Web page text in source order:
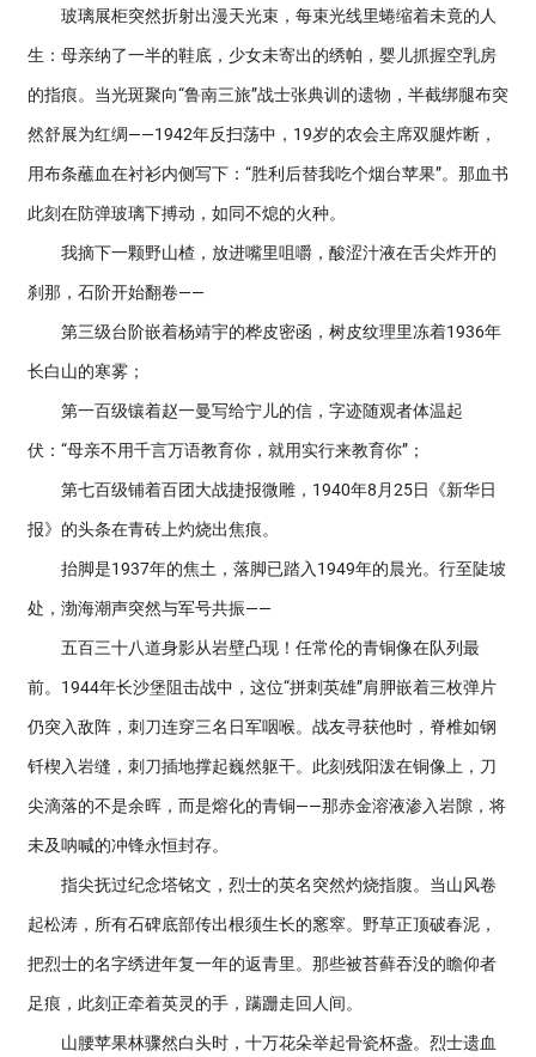
玻璃展柜突然折射出漫天光束，每束光线里蜷缩着未竟的人
生：母亲纳了一半的鞋底，少女未寄出的绣帕，婴儿抓握空乳房
的指痕。当光斑聚向“鲁南三旅”战士张典训的遗物，半截绑腿布突
然舒展为红绸——1942年反扫荡中，19岁的农会主席双腿炸断，
用布条蘸血在衬衫内侧写下：“胜利后替我吃个烟台苹果”。那血书
此刻在防弹玻璃下搏动，如同不熄的火种。
我摘下一颗野山楂，放进嘴里咀嚼，酸涩汁液在舌尖炸开的
刹那，石阶开始翻卷——
第三级台阶嵌着杨靖宇的桦皮密函，树皮纹理里冻着1936年
长白山的寒雾；
第一百级镶着赵一曼写给宁儿的信，字迹随观者体温起
伏：“母亲不用千言万语教育你，就用实行来教育你”；
第七百级铺着百团大战捷报微雕，1940年8月25日《新华日
报》的头条在青砖上灼烧出焦痕。
抬脚是1937年的焦土，落脚已踏入1949年的晨光。行至陡坡
处，渤海潮声突然与军号共振——
五百三十八道身影从岩壁凸现！任常伦的青铜像在队列最
前。1944年长沙堡阻击战中，这位“拼刺英雄”肩胛嵌着三枚弹片
仍突入敌阵，刺刀连穿三名日军咽喉。战友寻获他时，脊椎如钢
钎楔入岩缝，刺刀插地撑起巍然躯干。此刻残阳泼在铜像上，刀
尖滴落的不是余晖，而是熔化的青铜——那赤金溶液渗入岩隙，将
未及呐喊的冲锋永恒封存。
指尖抚过纪念塔铭文，烈士的英名突然灼烧指腹。当山风卷
起松涛，所有石碑底部传出根须生长的窸窣。野草正顶破春泥，
把烈士的名字绣进年复一年的返青里。那些被苔藓吞没的瞻仰者
足痕，此刻正牵着英灵的手，蹒跚走回人间。
山腰苹果林骤然白头时，十万花朵举起骨瓷杯盏。烈士遗血